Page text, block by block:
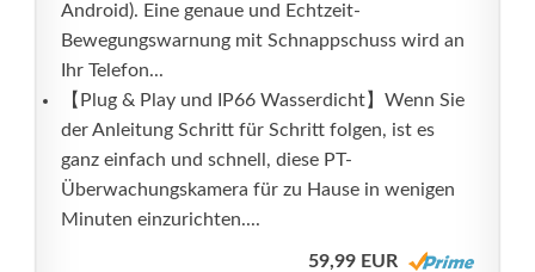
Android). Eine genaue und Echtzeit-
Bewegungswarnung mit Schnappschuss wird an
Ihr Telefon...
【Plug & Play und IP66 Wasserdicht】Wenn Sie
der Anleitung Schritt für Schritt folgen, ist es
ganz einfach und schnell, diese PT-
Überwachungskamera für zu Hause in wenigen
Minuten einzurichten....
59,99 EUR